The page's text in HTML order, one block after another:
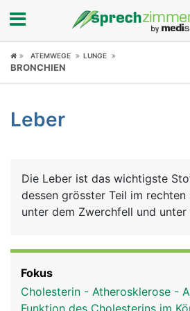
Fokus
Symptome
News
Rubriken
ATEMWEGE LUNGE
BRONCHIEN
Leber
Die Leber ist das wichtigste
dessen grösster Teil im
unter dem Zwerchfell und
(Hepatozyten). Die Leber erfüllt
lebenswichtige Aufgaben: Sie
Fokus
Cholesterin - Atherosklerose -
Funktion des Cholesterins im